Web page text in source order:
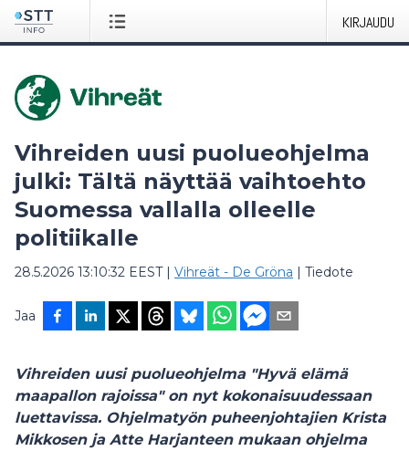
KIRJAUDU
Vihreiden uusi puolueohjelma
julki: Tältä näyttää vaihtoehto
Suomessa vallalla olleelle
politiikalle
28.5.2026 13:10:32 EEST| Vihreät - De Gröna | Tiedote
Jaa
Vihreiden uusi puolueohjelma "Hyvä elämä
maapallon rajoissa" on nyt kokonaisuudessaan
luettavissa. Ohjelmatyön puheenjohtajien Krista
Mikkosen ja Atte Harjanteen mukaan ohjelma